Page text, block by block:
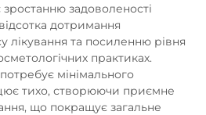
задоволеності
дотримання
лікування та посиленню рівня
практиках.
мінімального
тихо, створюючи приємне
що покращує загальне